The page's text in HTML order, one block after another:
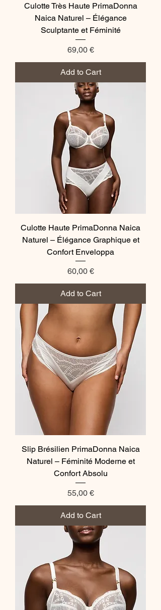
Culotte Très Haute PrimaDonna
Naica Naturel – Élégance
Sculptante et Féminité
Price
69,00 €
Add to Cart
Culotte Haute PrimaDonna Naica
Naturel – Élégance Graphique et
Confort Enveloppa
Price
60,00 €
Add to Cart
Slip Brésilien PrimaDonna Naica
Naturel – Féminité Moderne et
Confort Absolu
Price
55,00 €
Add to Cart